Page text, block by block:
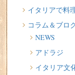
イタリア人はど
2026/07/17
イタリアが誇
2026/07/16
味わってみた
イタリアで料
コラム＆ブロ
NEWS
アドラジ
イタリア文